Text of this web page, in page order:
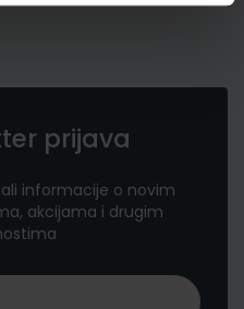
prijava
informacije o novim
akcijama i drugim